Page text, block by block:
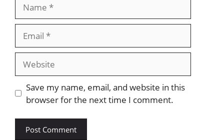
Website
Save my name, email, and website in this
browser for the next time I comment.